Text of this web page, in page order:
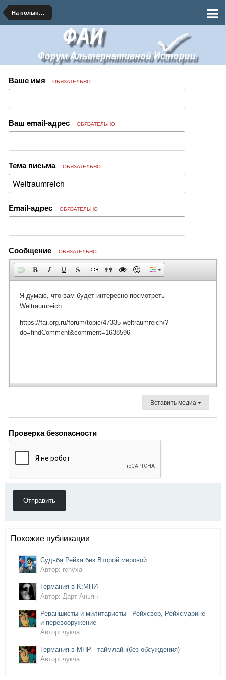
На полынных тропинках далеких планет
Ваше имя ОБЯЗАТЕЛЬНО
Ваш email-адрес ОБЯЗАТЕЛЬНО
Тема письма ОБЯЗАТЕЛЬНО
Email-адрес ОБЯЗАТЕЛЬНО
Сообщение ОБЯЗАТЕЛЬНО
Вставить медиа
Проверка безопасности
Отправить
Похожие публикации
Судьба Рейха без Второй мировой
Автор: renyxa
Германия в K:МПИ
Автор: Дарт Аньян
Реваншисты и милитаристы - Рейхсвер, Рейхсмарине
и перевооружение
Автор: чукча
Германия в МПР - таймлайн(без обсуждения)
Автор: чукча